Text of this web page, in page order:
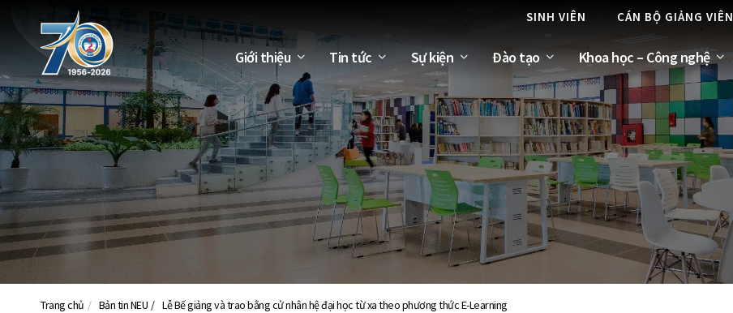
SINH VIÊN CÁN BỘ GIẢNG VIÊN
Giới thiệu Tin tức Sự kiện Đào tạo Khoa học – Công nghệ
Trang chủ Bản tin NEU Lễ Bế giảng và trao bằng cử nhân hệ đại học từ xa theo phương thức E-Learning